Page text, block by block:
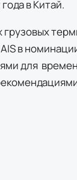
в Китай.
в
для